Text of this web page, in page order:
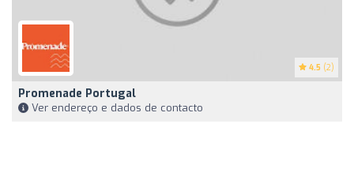
4.5 (2)
Promenade Portugal
Ver endereço e dados de contacto